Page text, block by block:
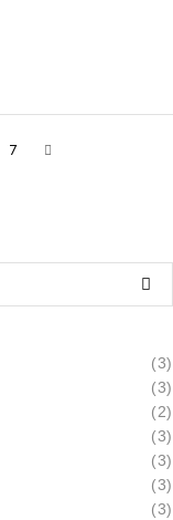
7
(3)
(3)
(2)
(3)
(3)
(3)
(3)